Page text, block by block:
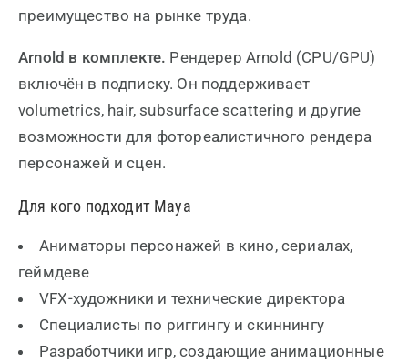
преимущество на рынке труда.
Arnold в комплекте. Рендерер Arnold (CPU/GPU)
включён в подписку. Он поддерживает
volumetrics, hair, subsurface scattering и другие
возможности для фотореалистичного рендера
персонажей и сцен.
Для кого подходит Maya
Аниматоры персонажей в кино, сериалах,
геймдеве
VFX-художники и технические директора
Специалисты по риггингу и скиннингу
Разработчики игр, создающие анимационные